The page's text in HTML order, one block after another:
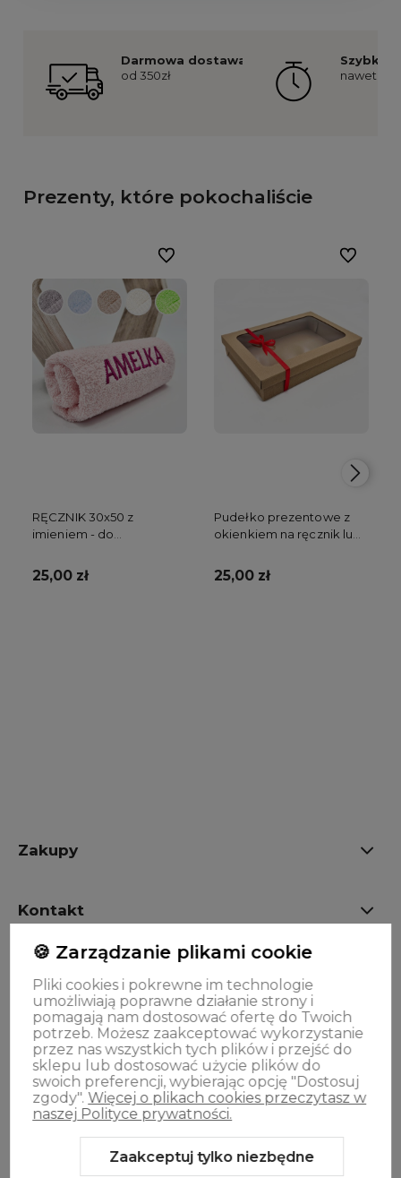
Darmowa dostawa
od 350zł
Szybka
nawet już
Prezenty, które pokochaliście
RĘCZNIK 30x50 z
imieniem - do
25,00 zł
Do ulubionych
Pudełko prezentowe z
okienkiem na ręcznik lub
25,00 zł
Do
Zakupy
Kontakt
Oferta
🍪 Zarządzanie plikami cookie
Pliki cookies i pokrewne im technologie
umożliwiają poprawne działanie strony i
pomagają nam dostosować ofertę do Twoich
potrzeb. Możesz zaakceptować wykorzystanie
przez nas wszystkich tych plików i przejść do
sklepu lub dostosować użycie plików do
swoich preferencji, wybierając opcję "Dostosuj
zgody". Więcej o plikach cookies przeczytasz w
naszej Polityce prywatności.
Zaakceptuj tylko niezbędne